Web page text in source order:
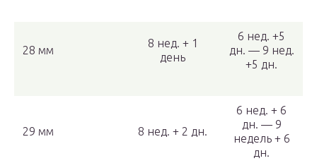
28 мм
8 нед. + 1
день
6 нед. +5
дн. — 9 нед.
+5 дн.
29 мм 8 нед. + 2 дн.
6 нед. + 6
дн. — 9
недель + 6
дн.